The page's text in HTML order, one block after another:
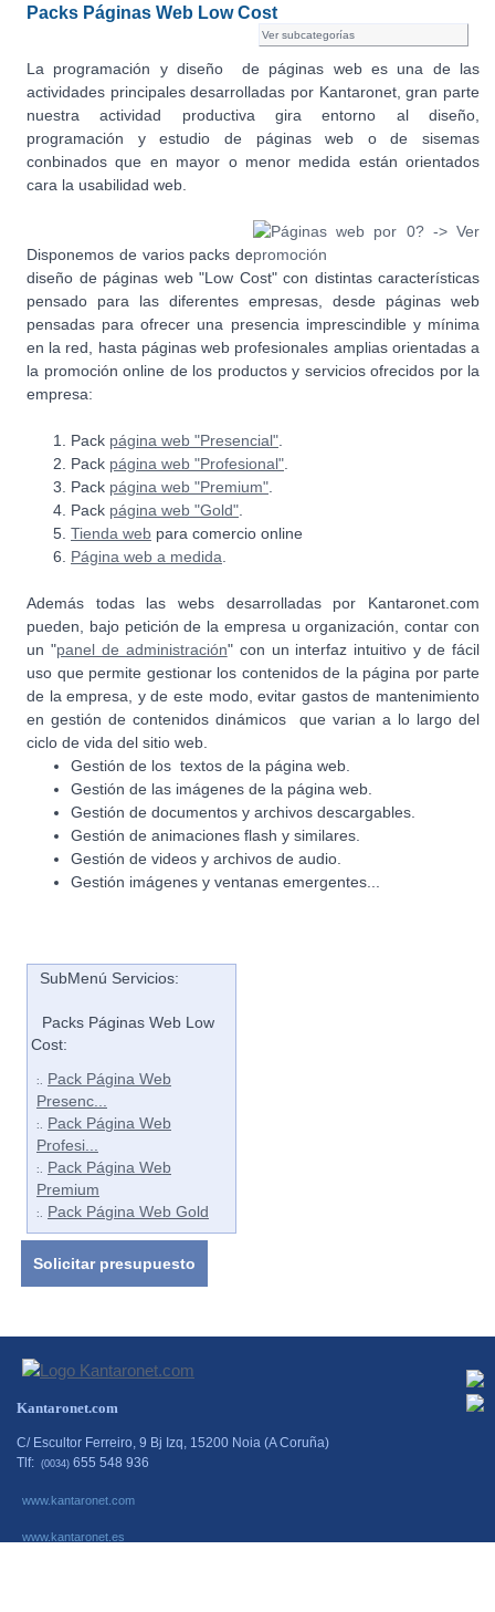
Packs Páginas Web Low Cost
Ver subcategorías
La programación y diseño de páginas web es una de las
actividades principales desarrolladas por Kantaronet, gran parte
nuestra actividad productiva gira entorno al diseño,
programación y estudio de páginas web o de sisemas
conbinados que en mayor o menor medida están orientados
cara la usabilidad web.
Disponemos de varios packs de
diseño de páginas web "Low Cost" con distintas características
pensado para las diferentes empresas, desde páginas web
pensadas para ofrecer una presencia imprescindible y mínima
en la red, hasta páginas web profesionales amplias orientadas a
la promoción online de los productos y servicios ofrecidos por la
empresa:
Pack página web "Presencial"
Pack página web "Profesional"
Pack página web "Premium"
Pack página web "Gold"
Tienda web para comercio online
Página web a medida
Además todas las webs desarrolladas por Kantaronet.com
pueden, bajo petición de la empresa u organización, contar con
un "panel de administración" con un interfaz intuitivo y de fácil
uso que permite gestionar los contenidos de la página por parte
de la empresa, y de este modo, evitar gastos de mantenimiento
en gestión de contenidos dinámicos que varian a lo largo del
ciclo de vida del sitio web.
Gestión de los textos de la página web.
Gestión de las imágenes de la página web.
Gestión de documentos y archivos descargables.
Gestión de animaciones flash y similares.
Gestión de videos y archivos de audio.
Gestión imágenes y ventanas emergentes...
SubMenú Servicios:
Packs Páginas Web Low
Cost:
:.
Pack Página Web
Presenc...
:.
Pack Página Web
Profesi...
:.
Pack Página Web
Premium
:. Pack Página Web Gold
Solicitar presupuesto
Kantaronet.com
C/ Escultor Ferreiro, 9 Bj Izq, 15200 Noia (A Coruña)
Tlf: (0034) 655 548 936
www.kantaronet.com
www.kantaronet.es